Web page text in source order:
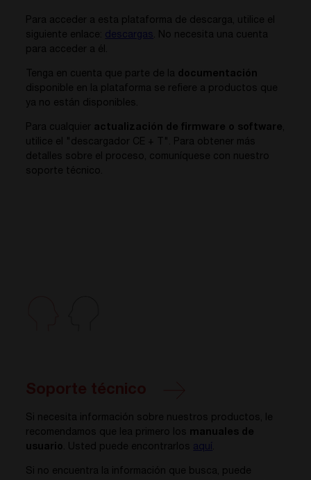
Para acceder a esta plataforma de descarga, utilice el
siguiente enlace: descargas. No necesita una cuenta
para acceder a él.
Tenga en cuenta que parte de la documentación
disponible en la plataforma se refiere a productos que
ya no están disponibles.
Para cualquier actualización de firmware o software,
utilice el "descargador CE + T". Para obtener más
detalles sobre el proceso, comuníquese con nuestro
soporte técnico.
Si necesita información sobre nuestros productos, le
recomendamos que lea primero los manuales de
usuario . Usted puede encontrarlos aquí.
Si no encuentra la información que busca, puede